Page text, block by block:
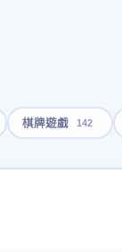
棋牌遊戲 142